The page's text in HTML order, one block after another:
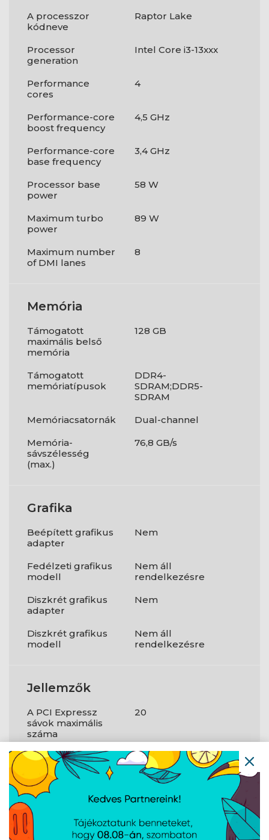
A processzor
kódneve
Raptor Lake
Processor
generation
Intel Core i3-13xxx
Performance
cores
4
Performance-core
boost frequency
4,5 GHz
Performance-core
base frequency
3,4 GHz
Processor base
power
58 W
Maximum turbo
power
89 W
Maximum number
of DMI lanes
8
Memória
Támogatott
maximális belső
memória
128 GB
Támogatott
memóriatípusok
DDR4-
SDRAM;DDR5-
SDRAM
Memóriacsatornák
Dual-channel
Memória-
sávszélesség
(max.)
76,8 GB/s
Grafika
Beépített grafikus
adapter
Nem
Fedélzeti grafikus
modell
Nem áll
rendelkezésre
Diszkrét grafikus
adapter
Nem
Diszkrét grafikus
modell
Nem áll
rendelkezésre
Jellemzők
A PCI Expressz
sávok maximális
száma
20
PCI-expressz
csatlakozók
verziója
4.0;5.0
PCI Express
konfigurációk
1x16+1x4;2x8+1x4
Use conditions PC/Client/Tablet